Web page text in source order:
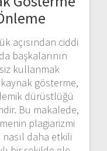
açısından ciddi
başkalarının
kullanmak
gösterme,
dürüstlüğü
Bu makalede,
plagiarizmi
daha etkili